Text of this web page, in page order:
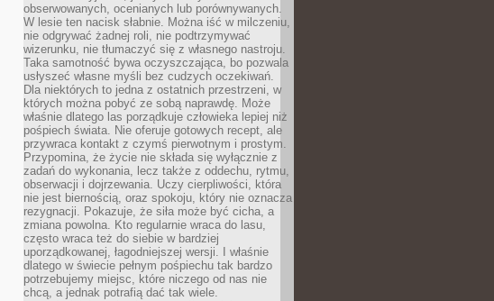
obserwowanych, ocenianych lub porównywanych.
W lesie ten nacisk słabnie. Można iść w milczeniu,
nie odgrywać żadnej roli, nie podtrzymywać
wizerunku, nie tłumaczyć się z własnego nastroju.
Taka samotność bywa oczyszczająca, bo pozwala
usłyszeć własne myśli bez cudzych oczekiwań.
Dla niektórych to jedna z ostatnich przestrzeni, w
których można pobyć ze sobą naprawdę. Może
właśnie dlatego las porządkuje człowieka lepiej niż
pośpiech świata. Nie oferuje gotowych recept, ale
przywraca kontakt z czymś pierwotnym i prostym.
Przypomina, że życie nie składa się wyłącznie z
zadań do wykonania, lecz także z oddechu, rytmu,
obserwacji i dojrzewania. Uczy cierpliwości, która
nie jest biernością, oraz spokoju, który nie oznacza
rezygnacji. Pokazuje, że siła może być cicha, a
zmiana powolna. Kto regularnie wraca do lasu,
często wraca też do siebie w bardziej
uporządkowanej, łagodniejszej wersji. I właśnie
dlatego w świecie pełnym pośpiechu tak bardzo
potrzebujemy miejsc, które niczego od nas nie
chcą, a jednak potrafią dać tak wiele.